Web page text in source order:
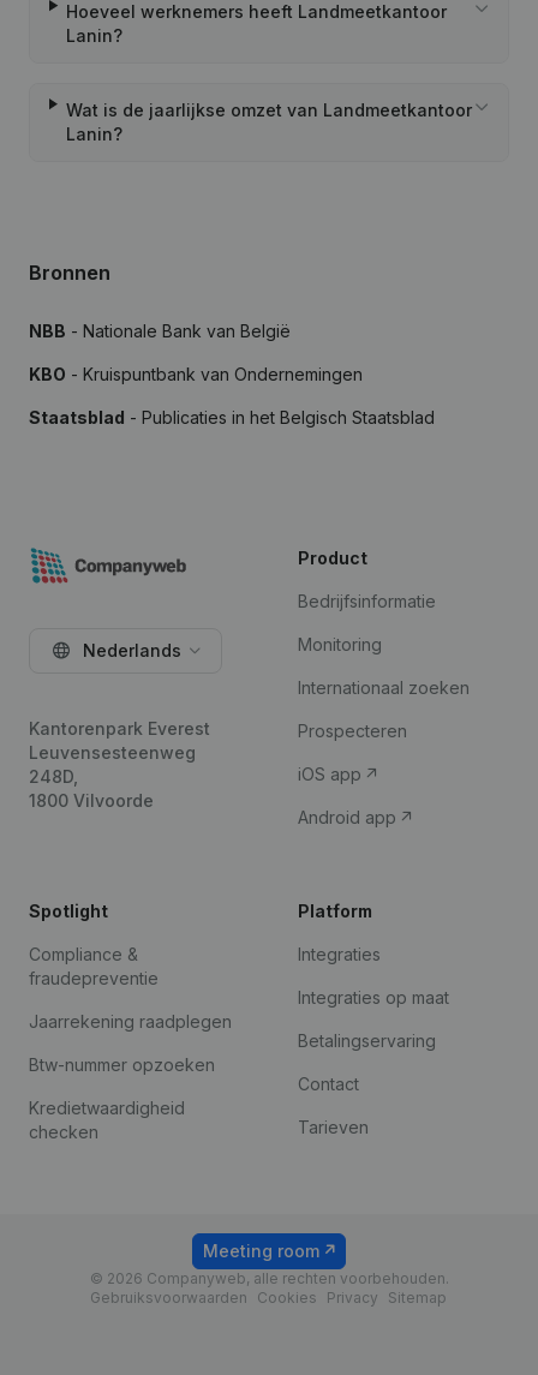
Hoeveel werknemers heeft Landmeetkantoor
Lanin?
Wat is de jaarlijkse omzet van Landmeetkantoor
Lanin?
Bronnen
NBB - Nationale Bank van België
KBO - Kruispuntbank van Ondernemingen
Staatsblad - Publicaties in het Belgisch Staatsblad
Nederlands
Kantorenpark Everest
Leuvensesteenweg
248D,
1800 Vilvoorde
Product
Bedrijfsinformatie
Monitoring
Internationaal zoeken
Prospecteren
iOS app
Android app
Spotlight
Compliance &
fraudepreventie
Jaarrekening raadplegen
Btw-nummer opzoeken
Kredietwaardigheid
checken
Platform
Integraties
Integraties op maat
Betalingservaring
Contact
Tarieven
© 2026 Companyweb, alle rechten voorbehouden.
Gebruiksvoorwaarden
Cookies Privacy Sitemap
Meeting room